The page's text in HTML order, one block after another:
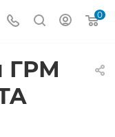
0
ГРМ